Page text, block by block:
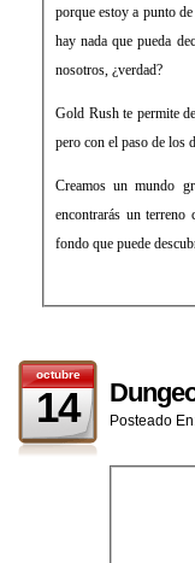
porque estoy a punto
hay nada que pueda
nosotros, ¿verdad?
Gold Rush te permite
pero con el paso de los
Creamos un mundo
encontrarás un terreno
fondo que puede
octubre
14 Posteado